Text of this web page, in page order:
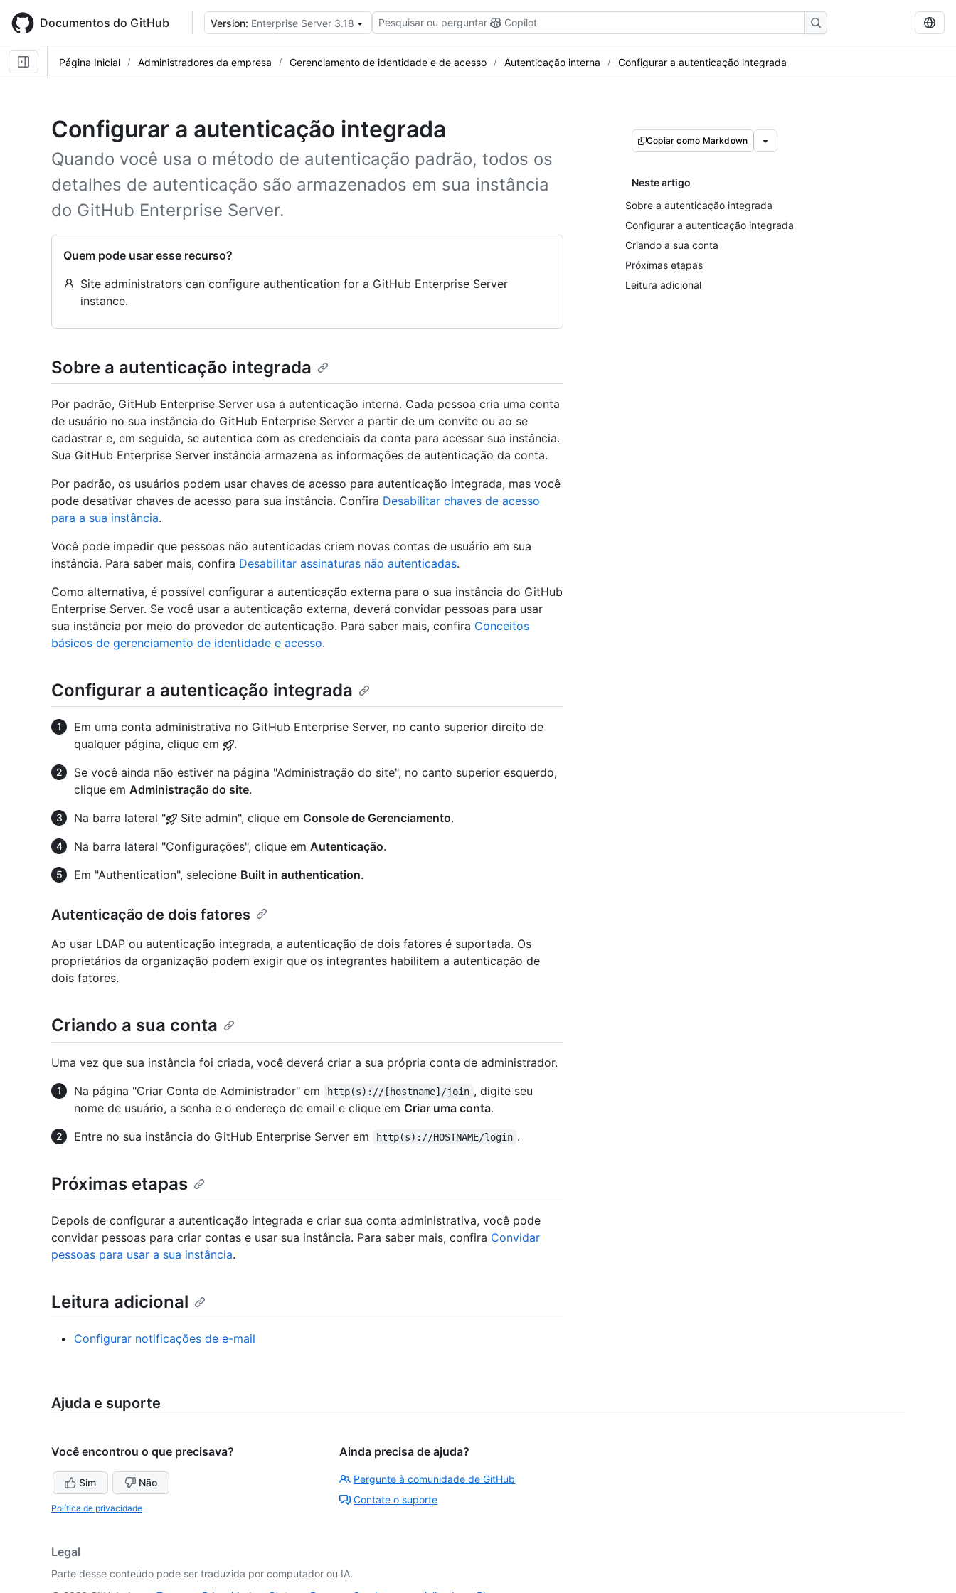
main
content
Documentos do GitHub Version: Enterprise Server 3.18 Pesquisar ou perguntar Copilot
Página Inicial Administradores da empresa Gerenciamento de identidade e de acesso Autenticação interna Configurar a autenticação integrada
Configurar a autenticação integrada
Quando você usa o método de autenticação padrão, todos os
detalhes de autenticação são armazenados em sua instância
do GitHub Enterprise Server.
Quem pode usar esse recurso?
Site administrators can configure authentication for a GitHub Enterprise Server
instance.
Copiar como Markdown
Neste artigo
Sobre a autenticação integrada
Configurar a autenticação integrada
Criando a sua conta
Próximas etapas
Leitura adicional
Sobre a autenticação integrada
Por padrão, GitHub Enterprise Server usa a autenticação interna. Cada pessoa cria uma conta
de usuário no sua instância do GitHub Enterprise Server a partir de um convite ou ao se
cadastrar e, em seguida, se autentica com as credenciais da conta para acessar sua instância.
Sua GitHub Enterprise Server instância armazena as informações de autenticação da conta.
Por padrão, os usuários podem usar chaves de acesso para autenticação integrada, mas você
pode desativar chaves de acesso para sua instância. Confira Desabilitar chaves de acesso
para a sua instância.
Você pode impedir que pessoas não autenticadas criem novas contas de usuário em sua
instância. Para saber mais, confira Desabilitar assinaturas não autenticadas.
Como alternativa, é possível configurar a autenticação externa para o sua instância do GitHub
Enterprise Server. Se você usar a autenticação externa, deverá convidar pessoas para usar
sua instância por meio do provedor de autenticação. Para saber mais, confira Conceitos
básicos de gerenciamento de identidade e acesso.
Configurar a autenticação integrada
Em uma conta administrativa no GitHub Enterprise Server, no canto superior direito de
qualquer página, clique em
.
Se você ainda não estiver na página "Administração do site", no canto superior esquerdo,
clique em Administração do site.
Na barra lateral "
Site admin", clique em Console de Gerenciamento.
Na barra lateral "Configurações", clique em Autenticação.
Em "Authentication", selecione Built in authentication.
Autenticação de dois fatores
Ao usar LDAP ou autenticação integrada, a autenticação de dois fatores é suportada. Os
proprietários da organização podem exigir que os integrantes habilitem a autenticação de
dois fatores.
Criando a sua conta
Uma vez que sua instância foi criada, você deverá criar a sua própria conta de administrador.
Na página "Criar Conta de Administrador" em
http(s)://[hostname]/join , digite seu
nome de usuário, a senha e o endereço de email e clique em Criar uma conta.
Entre no sua instância do GitHub Enterprise Server em
http(s)://HOSTNAME/login .
Próximas etapas
Depois de configurar a autenticação integrada e criar sua conta administrativa, você pode
convidar pessoas para criar contas e usar sua instância. Para saber mais, confira Convidar
pessoas para usar a sua instância.
Leitura adicional
Configurar notificações de e-mail
Ajuda e suporte
Você encontrou o que precisava?
Sim Não
Política de privacidade
Ainda precisa de ajuda?
Pergunte à comunidade de GitHub
Contate o suporte
Legal
Parte desse conteúdo pode ser traduzida por computador ou IA.